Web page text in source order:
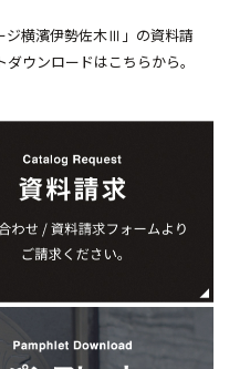
ジ横濱伊勢佐木Ⅲ」の資料請
ウンロードはこちらから。